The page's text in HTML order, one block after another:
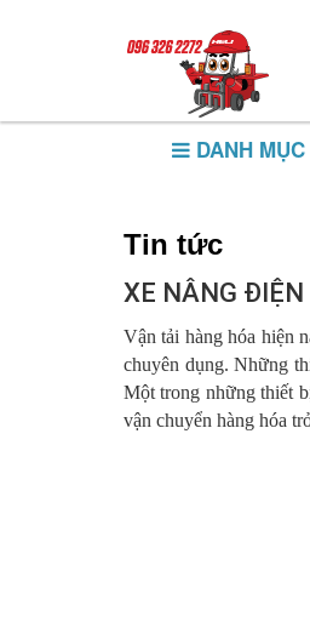
DANH
Tin tức
XE NÂNG ĐIỆN
Vận tải hàng hóa hiện
chuyên dụng. Những
Một trong những thiết
vận chuyển hàng hóa